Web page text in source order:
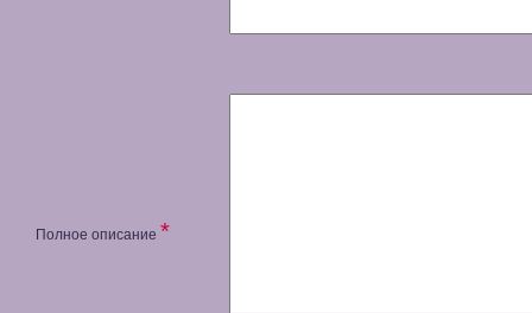
Полное описание *